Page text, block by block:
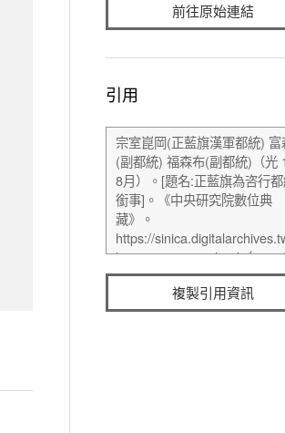
前往原始連結
引用
複製引用資訊